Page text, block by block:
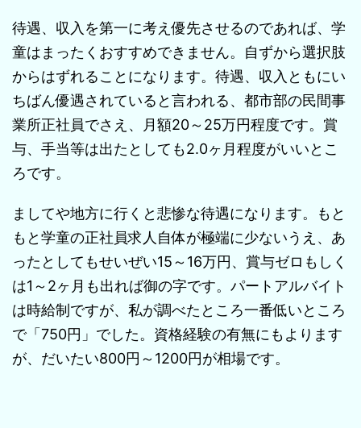
待遇、収入を第一に考え優先させるのであれば、学
童はまったくおすすめできません。自ずから選択肢
からはずれることになります。待遇、収入ともにい
ちばん優遇されていると言われる、都市部の民間事
業所正社員でさえ、月額20～25万円程度です。賞
与、手当等は出たとしても2.0ヶ月程度がいいとこ
ろです。
ましてや地方に行くと悲惨な待遇になります。もと
もと学童の正社員求人自体が極端に少ないうえ、あ
ったとしてもせいぜい15～16万円、賞与ゼロもしく
は1～2ヶ月も出れば御の字です。パートアルバイト
は時給制ですが、私が調べたところ一番低いところ
で「750円」でした。資格経験の有無にもよります
が、だいたい800円～1200円が相場です。